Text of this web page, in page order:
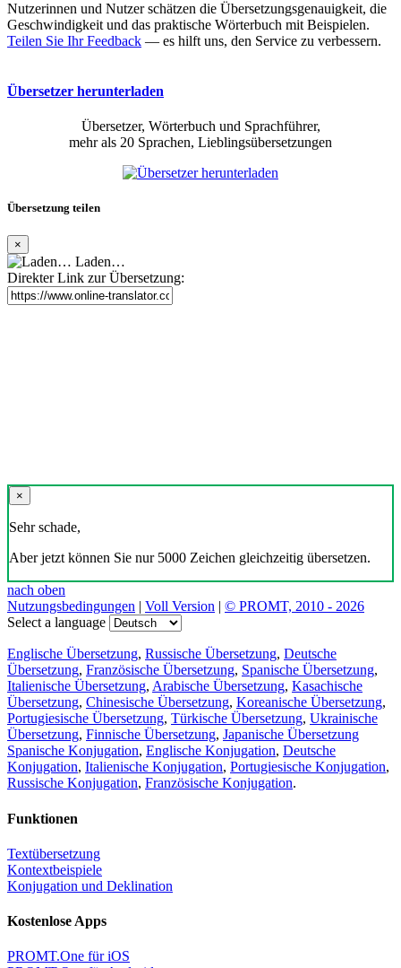
Nutzerinnen und Nutzer schätzen die Übersetzungsgenauigkeit, die
Geschwindigkeit und das praktische Wörterbuch mit Beispielen.
Teilen Sie Ihr Feedback — es hilft uns, den Service zu verbessern.
Übersetzer herunterladen
Übersetzer, Wörterbuch und Sprachführer,
mehr als 20 Sprachen, Lieblingsübersetzungen
Übersetzung teilen
×
Laden…
Direkter Link zur Übersetzung:
×
Sehr schade,
Aber jetzt können Sie nur 5000 Zeichen gleichzeitig übersetzen.
nach oben
Nutzungsbedingungen | Voll Version | © PROMT, 2010 - 2026
Select a language
Englische Übersetzung, Russische Übersetzung, Deutsche
Übersetzung, Französische Übersetzung, Spanische Übersetzung,
Italienische Übersetzung, Arabische Übersetzung, Kasachische
Übersetzung, Chinesische Übersetzung, Koreanische Übersetzung,
Portugiesische Übersetzung, Türkische Übersetzung, Ukrainische
Übersetzung, Finnische Übersetzung, Japanische Übersetzung
Spanische Konjugation, Englische Konjugation, Deutsche
Konjugation, Italienische Konjugation, Portugiesische Konjugation,
Russische Konjugation, Französische Konjugation.
Funktionen
Textübersetzung
Kontextbeispiele
Konjugation und Deklination
Kostenlose Apps
PROMT.One für iOS